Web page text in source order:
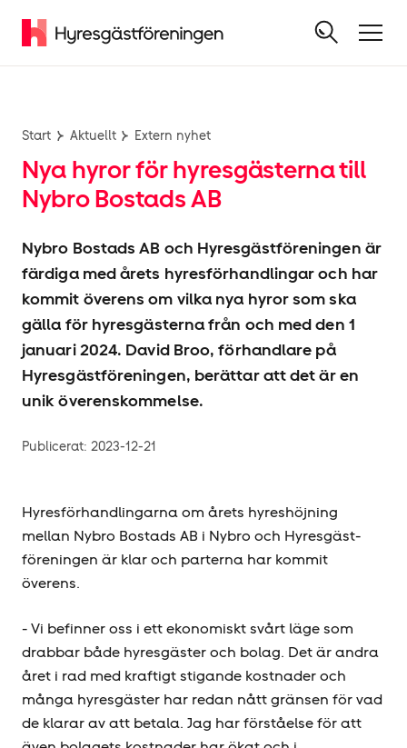
Start Aktuellt Extern nyhet
Nya hyror för hyresgästerna till
Nybro Bostads AB
Nybro Bostads AB och Hyresgäst­föreningen är
färdiga med årets hyres­förhandlingar och har
kommit överens om vilka nya hyror som ska
gälla för hyresgästerna från och med den 1
januari 2024. David Broo, förhandlare på
Hyresgäst­föreningen, berättar att det är en
unik överenskommelse.
Publicerat: 2023-12-21
Hyres­förhandlingarna om årets hyres­höjning
mellan Nybro Bostads AB i Nybro och Hyresgäst­
föreningen är klar och parterna har kommit
överens.
- Vi befinner oss i ett ekonomiskt svårt läge som
drabbar både hyresgäster och bolag. Det är andra
året i rad med kraftigt stigande kostnader och
många hyresgäster har redan nått gränsen för vad
de klarar av att betala. Jag har förståelse för att